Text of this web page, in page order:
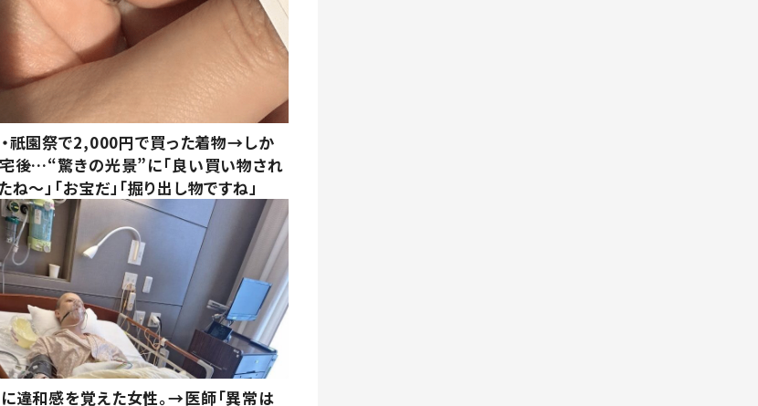
祇園祭で2,000円で買った着物→しか
後…“驚きの光景”に「良い買い物され
ね～」「お宝だ」「掘り出し物ですね」
違和感を覚えた女性。→医師「異常は